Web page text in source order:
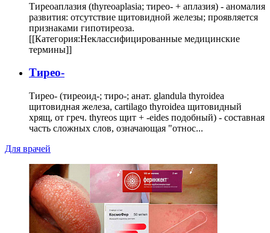
Тиреоаплазия (thyreoaplasia; тирео- + аплазия) - аномалия
развития: отсутствие щитовидной железы; проявляется
признаками гипотиреоза.
[[Категория:Неклассифицированные медицинские
термины]]
Тирео-
Тирео- (тиреоид-; тиро-; анат. glandula thyroidea
щитовидная железа, cartilago thyroidea щитовидный
хрящ, от греч. thyreos щит + -eides подобный) - составная
часть сложных слов, означающая "относ...
Для врачей